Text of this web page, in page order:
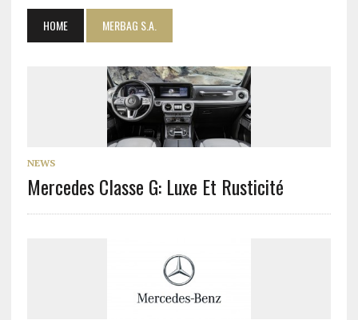
HOME MERBAG S.A.
NEWS
Mercedes Classe G: Luxe Et Rusticité